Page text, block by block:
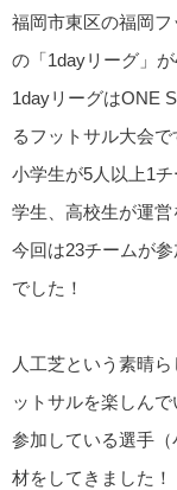
福岡市東区の福岡
の「1dayリーグ」
1dayリーグはONE
るフットサル大会で
小学生が5人以上1チ
学生、高校生が運営
今回は23チームが
でした！
人工芝という素晴
ットサルを楽しんで
参加している選手
材をしてきました！